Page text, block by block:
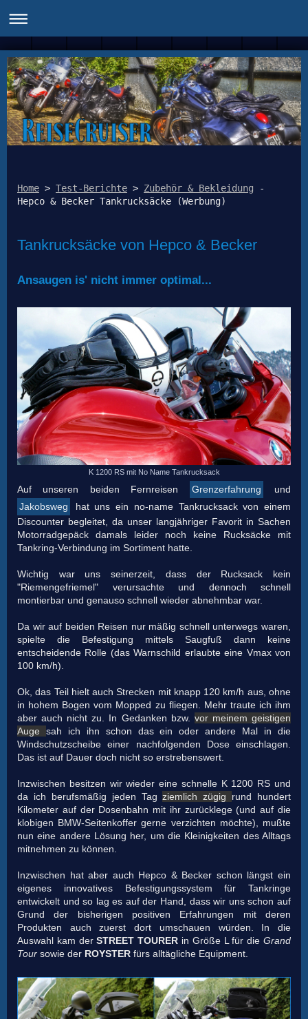
Home > Test-Berichte > Zubehör & Bekleidung -
Tankrucksäcke von Hepco & Becker
Ansaugen is' nicht immer optimal...
K 1200 RS mit No Name Tankrucksack
Auf unseren beiden Fernreisen Grenzerfahrung
und
Jakobsweg
hat uns ein no-name Tankrucksack von einem
Discounter begleitet, da unser langjähriger Favorit in Sachen
Motorradgepäck damals leider noch keine Rucksäcke mit
Tankring-Verbindung im Sortiment hatte.
Wichtig war uns seinerzeit, dass der Rucksack kein
"Riemengefriemel" verursachte und dennoch schnell
montierbar und genauso schnell wieder abnehmbar war.
Da wir auf beiden Reisen nur mäßig schnell unterwegs waren,
spielte die Befestigung mittels Saugfuß dann keine
entscheidende Rolle (das Warnschild erlaubte eine Vmax von
100 km/h).
Ok, das Teil hielt auch Strecken mit knapp 120 km/h aus, ohne
in hohem Bogen vom Mopped zu fliegen. Mehr traute ich ihm
aber auch nicht zu. In Gedanken bzw. vor meinem geistigen
Auge sah ich ihn schon das ein oder andere Mal in die
Windschutzscheibe einer nachfolgenden Dose einschlagen.
Das ist auf Dauer doch nicht so erstrebenswert.
Inzwischen besitzen wir wieder eine schnelle K 1200 RS und
da ich berufsmäßig jeden Tagziemlich zügig rund hundert
Kilometer auf der Dosenbahn mit ihr zurücklege (und auf die
klobigen BMW-Seitenkoffer gerne verzichten möchte), mußte
nun eine andere Lösung her, um die Kleinigkeiten des Alltags
mitnehmen zu können.
Inzwischen hat aber auch Hepco & Becker schon längst ein
eigenes innovatives Befestigungssystem für Tankringe
entwickelt und so lag es auf der Hand, dass wir uns schon auf
Grund der bisherigen positiven Erfahrungen mit deren
Produkten auch zuerst dort umschauen würden. In die
Auswahl kam derSTREET TOURER in Größe L für dieGrand
Tour sowie der ROYSTER fürs alltägliche Equipment.